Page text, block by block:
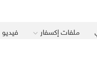
ملفات إكسفار فيديو